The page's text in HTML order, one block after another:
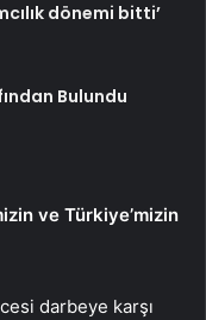
dönemi bitti’
Bulundu
ve Türkiye’mizin
darbeye karşı